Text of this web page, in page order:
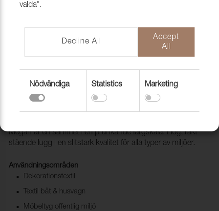
Folder Megan
1061098
Megan är en sammet i en prunkande färgskala. Hög, rakt
stående lugg i en slitstark kvalitet för alla typer av miljöer.
Användningsområden
Dekorationstextil
Textil båt & husvagn
Möbeltyg offentlig miljö
valda".
Decline All
Accept
All
Nödvändiga Statistics Marketing